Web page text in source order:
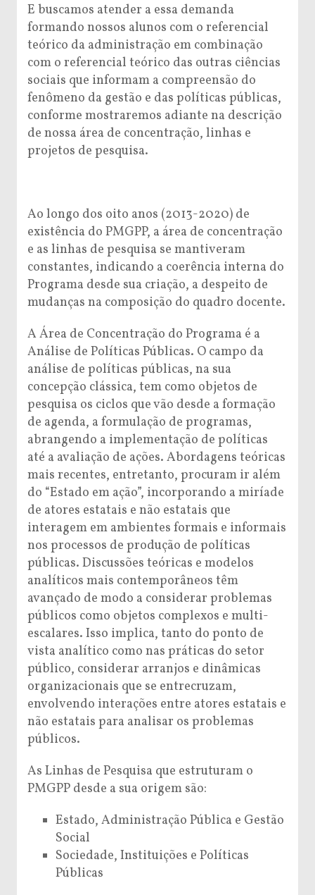
E buscamos atender a essa demanda
formando nossos alunos com o referencial
teórico da administração em combinação
com o referencial teórico das outras ciências
sociais que informam a compreensão do
fenômeno da gestão e das políticas públicas,
conforme mostraremos adiante na descrição
de nossa área de concentração, linhas e
projetos de pesquisa.
Ao longo dos oito anos (2013-2020) de
existência do PMGPP, a área de concentração
e as linhas de pesquisa se mantiveram
constantes, indicando a coerência interna do
Programa desde sua criação, a despeito de
mudanças na composição do quadro docente.
A Área de Concentração do Programa é a
Análise de Políticas Públicas. O campo da
análise de políticas públicas, na sua
concepção clássica, tem como objetos de
pesquisa os ciclos que vão desde a formação
de agenda, a formulação de programas,
abrangendo a implementação de políticas
até a avaliação de ações. Abordagens teóricas
mais recentes, entretanto, procuram ir além
do “Estado em ação”, incorporando a miríade
de atores estatais e não estatais que
interagem em ambientes formais e informais
nos processos de produção de políticas
públicas. Discussões teóricas e modelos
analíticos mais contemporâneos têm
avançado de modo a considerar problemas
públicos como objetos complexos e multi-
escalares. Isso implica, tanto do ponto de
vista analítico como nas práticas do setor
público, considerar arranjos e dinâmicas
organizacionais que se entrecruzam,
envolvendo interações entre atores estatais e
não estatais para analisar os problemas
públicos.
As Linhas de Pesquisa que estruturam o
PMGPP desde a sua origem são:
Estado, Administração Pública e Gestão
Social
Sociedade, Instituições e Políticas
Públicas